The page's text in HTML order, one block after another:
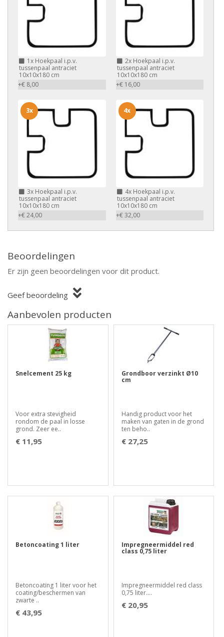
1x Hoekpaal i.p.v.
tussenpaal antraciet
10x10x180 cm
+€ 8,00
2xHoekpaal i.p.v.
tussenpaal antraciet
10x10x180 cm
+€ 16,00
3x Hoekpaal i.p.v.
tussenpaal antraciet
10x10x180 cm
+€ 24,00
3x
4xHoekpaal i.p.v.
tussenpaal antraciet
10x10x180 cm
+€ 32,00
4x
Beoordelingen
Er zijn geen beoordelingen voor dit product.
Geef beoordeling
Aanbevolen producten
Snelcement 25 kg
Voor extra stevigheid
rondom de paal in losse
grond. Zeer ee..
€ 11,95
Grondboor verzinkt Ø10
cm
Handig product voor het
maken van gaten in de grond
ten beho..
€ 27,25
Betoncoating 1 liter
Betoncoating 1 liter voor het
coating/beschermen van
zwarte ..
€ 43,95
Impregneermiddel red
class 0,75 liter
Impregneermiddel red class
0,75 liter....
€ 20,95